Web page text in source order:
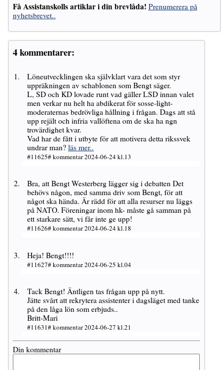
Få Assistanskolls artiklar i din brevlåda! Prenumerera på
nyhetsbrevet..
4 kommentarer:
Löneutvecklingen ska självklart vara det som styr
uppräkningen av schablonen som Bengt säger.
L, SD och KD lovade runt vad gäller LSD innan valet
men verkar nu helt ha abdikerat för sosse-light-
moderaternas bedrövliga hållning i frågan. Dags att stå
upp rejält och infria vallöftena om de ska ha ngn
trovärdighet kvar.
Vad har de fått i utbyte för att motivera detta rikssvek
undrar man?läs mer..
#11625# kommentar 2024-06-24 kl.13
Bra, att Bengt Westerberg lägger sig i debatten Det
behövs någon, med samma driv som Bengt, för att
något ska hända. Är rädd för att alla resurser nu läggs
på NATO. Föreningar inom hk- måste gå samman på
ett starkare sätt, vi får inte ge upp!
#11626# kommentar 2024-06-24 kl.18
Heja! Bengt!!!!
#11627# kommentar 2024-06-25 kl.04
Tack Bengt! Äntligen tas frågan upp på nytt.
Jätte svårt att rekrytera assistenter i dagsläget med tanke
på den låga lön som erbjuds..
Britt-Mari
#11631# kommentar 2024-06-27 kl.21
Din kommentar